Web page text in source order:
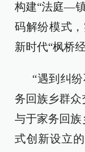
构建“法庭—
码解纷模式
新时代“枫桥
“遇到纠
务回族乡群众
与于家务回族
式创新设立